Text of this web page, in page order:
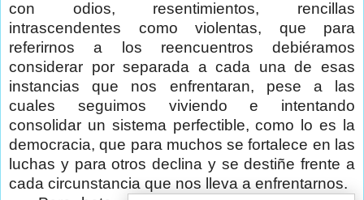
con odios, resentimientos, rencillas
intrascendentes como violentas, que para
referirnos a los reencuentros debiéramos
considerar por separada a cada una de esas
instancias que nos enfrentaran, pese a las
cuales seguimos viviendo e intentando
consolidar un sistema perfectible, como lo es la
democracia, que para muchos se fortalece en las
luchas y para otros declina y se destiñe frente a
cada circunstancia que nos lleva a enfrentarnos.